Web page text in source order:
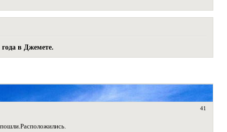
в Джемете.
41